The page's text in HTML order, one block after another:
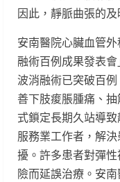
因此，靜脈曲張的
安南醫院心臟血管
融術百例成果發表
波消融術已突破百
善下肢痠脹腫痛、
式鎖定長期久站導
服務業工作者，解
擾。許多患者對彈
險而延誤治療。安